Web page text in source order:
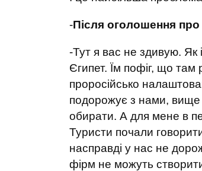
-Після оголошення про
-Тут я вас не здивую. Як
Єгипет. Їм пофіг, що
проросійсько
подорожує з нами, вище
обирати. А для мене в
Туристи почали
насправді у нас не
фірм не можуть